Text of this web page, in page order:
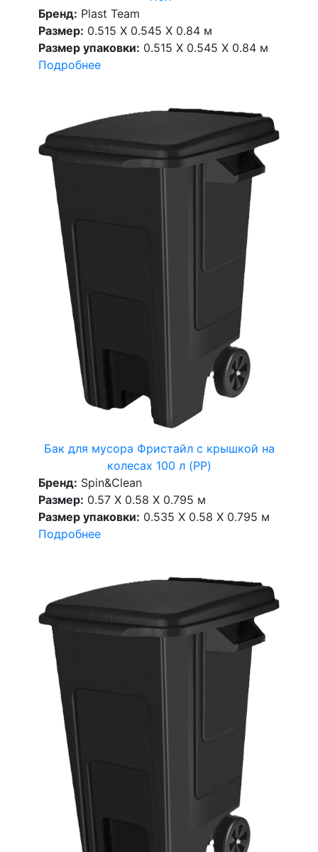
Бренд: Plast Team
Размер: 0.515 X 0.545 X 0.84 м
Размер упаковки: 0.515 X 0.545 X 0.84 м
Подробнее
Бак для мусора Фристайл с крышкой на
колесах 100 л (PP)
Бренд: Spin&Clean
Размер: 0.57 X 0.58 X 0.795 м
Размер упаковки: 0.535 X 0.58 X 0.795 м
Подробнее